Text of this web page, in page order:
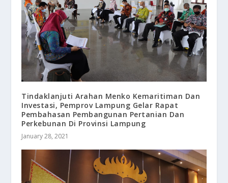
Tindaklanjuti Arahan Menko Kemaritiman Dan
Investasi, Pemprov Lampung Gelar Rapat
Pembahasan Pembangunan Pertanian Dan
Perkebunan Di Provinsi Lampung
January 28, 2021